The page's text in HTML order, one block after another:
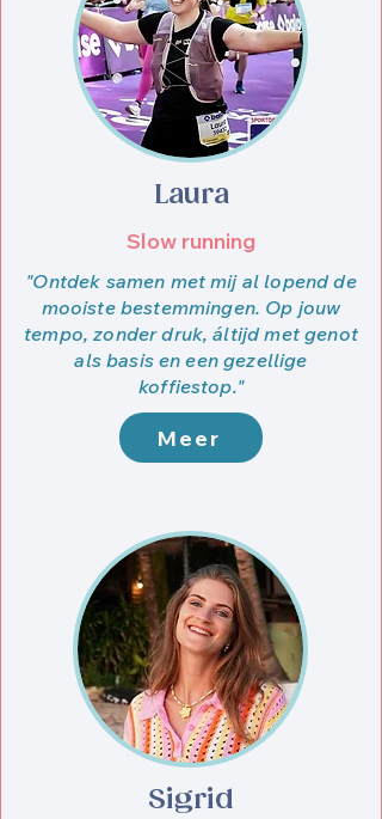
Laura
Slow running
"Ontdek samen met mij al lopend de
mooiste bestemmingen. Op jouw
tempo, zonder druk, áltijd met genot
als basis en een gezellige
koffiestop."
Meer
Sigrid